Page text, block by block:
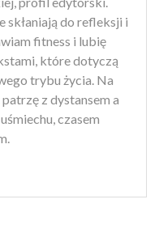
skłaniają do refleksji i
fitness i lubię
które dotyczą
trybu życia. Na
z dystansem a
czasem